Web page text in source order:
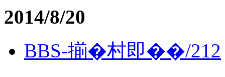
2014/8/20
BBS-揃�村即��/212